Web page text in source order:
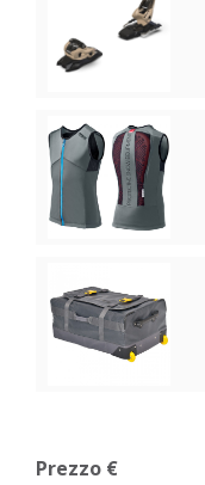
Prezzo €